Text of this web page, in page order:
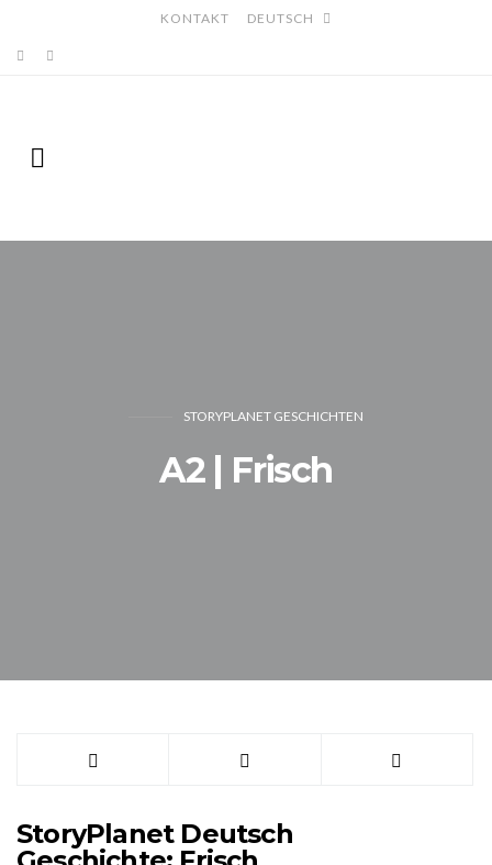
KONTAKT DEUTSCH
STORYPLANET GESCHICHTEN
A2 | Frisch
StoryPlanet Deutsch